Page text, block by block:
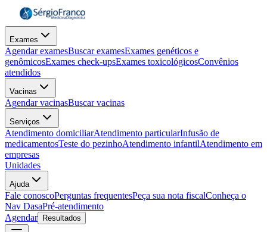
Exames
Agendar examesBuscar examesExames genéticos e
genômicosExames check-upsExames toxicológicosConvênios
atendidos
Vacinas
Agendar vacinasBuscar vacinas
Serviços
Atendimento domiciliarAtendimento particularInfusão de
medicamentosTeste do pezinhoAtendimento infantilAtendimento em
empresas
Unidades
Ajuda
Fale conoscoPerguntas frequentesPeça sua nota fiscalConheça o
Nav DasaPré-atendimento
Agendar
Resultados